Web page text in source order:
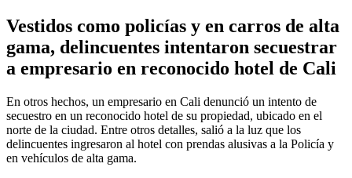
Vestidos como policías y en carros de alta
gama, delincuentes intentaron secuestrar
a empresario en reconocido hotel de Cali
En otros hechos, un empresario en Cali denunció un intento de
secuestro en un reconocido hotel de su propiedad, ubicado en el
norte de la ciudad. Entre otros detalles, salió a la luz que los
delincuentes ingresaron al hotel con prendas alusivas a la Policía y
en vehículos de alta gama.